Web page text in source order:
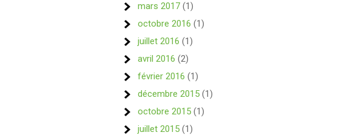
mars 2017 (1)
octobre 2016 (1)
juillet 2016 (1)
avril 2016 (2)
février 2016 (1)
décembre 2015 (1)
octobre 2015 (1)
juillet 2015 (1)